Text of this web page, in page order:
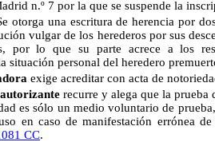
n.º 7 por la que se suspende la
otorga una escritura de herencia por
vulgar de los herederos por sus
por lo que su parte acrece a los
situación personal del heredero
exige acreditar con acta de
recurre y alega que la prueba
es sólo un medio voluntario de
en caso de manifestación errónea
CC.